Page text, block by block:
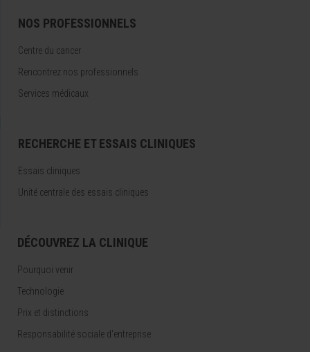
NOS PROFESSIONNELS
Centre du cancer
Rencontrez nos professionnels
Services médicaux
RECHERCHE ET ESSAIS CLINIQUES
Essais cliniques
Unité centrale des essais cliniques
DÉCOUVREZ LA CLINIQUE
Pourquoi venir
Technologie
Prix et distinctions
Responsabilité sociale d'entreprise